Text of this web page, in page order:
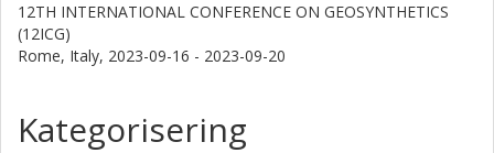
12TH INTERNATIONAL CONFERENCE ON GEOSYNTHETICS
(12ICG)
Rome, Italy, 2023-09-16 - 2023-09-20
Kategorisering